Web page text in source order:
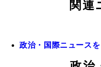
関連
政治・国際ニュース